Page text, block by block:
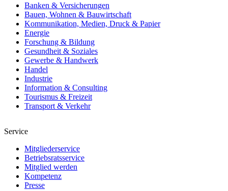
Banken & Versicherungen
Bauen, Wohnen & Bauwirtschaft
Kommunikation, Medien, Druck & Papier
Energie
Forschung & Bildung
Gesundheit & Soziales
Gewerbe & Handwerk
Handel
Industrie
Information & Consulting
Tourismus & Freizeit
Transport & Verkehr
Service
Mitgliederservice
Betriebsratsservice
Mitglied werden
Kompetenz
Presse